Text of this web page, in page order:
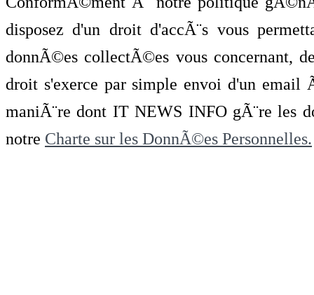
disposez d'un droit d'accÃ¨s vous
donnÃ©es collectÃ©es vous concernant,
droit s'exerce par simple envoi d'un
maniÃ¨re dont IT NEWS INFO gÃ¨re les
notre Charte sur les DonnÃ©es Personnelles.